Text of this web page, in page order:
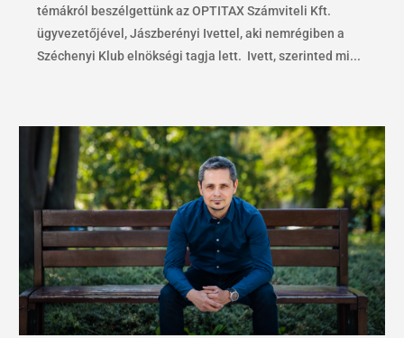
témákról beszélgettünk az OPTITAX Számviteli Kft.
ügyvezetőjével, Jászberényi Ivettel, aki nemrégiben a
Széchenyi Klub elnökségi tagja lett. Ivett, szerinted mi...